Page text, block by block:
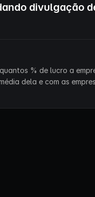
divulgação
% de lucro a
dela e com as